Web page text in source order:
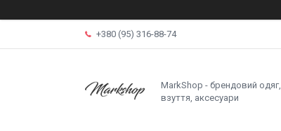
+380 (95) 316-88-74
MarkShop - брендовий одяг,
взуття, аксесуари